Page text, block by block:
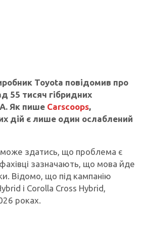
Toyota повідомив про
55 тисяч гібридних
Як пише Carscoops,
дій є лише один ослаблений
здатись, що проблема є
зазначають, що мова йде
Відомо, що під кампанію
і Corolla Cross Hybrid,
роках.